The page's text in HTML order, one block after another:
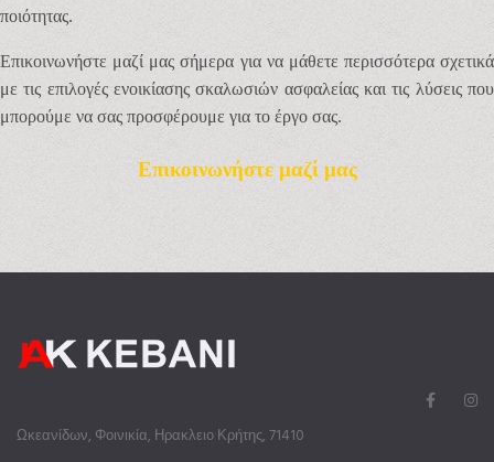
ποιότητας.
Επικοινωνήστε μαζί μας σήμερα για να μάθετε περισσότερα σχετικά
με τις επιλογές ενοικίασης σκαλωσιών ασφαλείας και τις λύσεις που
μπορούμε να σας προσφέρουμε για το έργο σας.
Επικοινωνήστε μαζί μας
Ωκεανίδων, Φοινικία, Ηρακλειο Κρήτης, 71410